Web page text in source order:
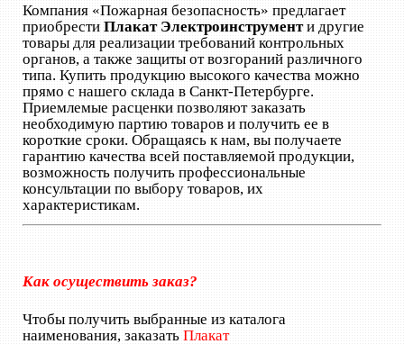
Компания «Пожарная безопасность» предлагает
приобрести Плакат Электроинструменти другие
товары для реализации требований контрольных
органов, а также защиты от возгораний различного
типа. Купить продукцию высокого качества можно
прямо с нашего склада в Санкт-Петербурге.
Приемлемые расценки позволяют заказать
необходимую партию товаров и получить ее в
короткие сроки. Обращаясь к нам, вы получаете
гарантию качества всей поставляемой продукции,
возможность получить профессиональные
консультации по выбору товаров, их
характеристикам.
Как осуществить заказ?
Чтобы получить выбранные из каталога
наименования, заказать Плакат